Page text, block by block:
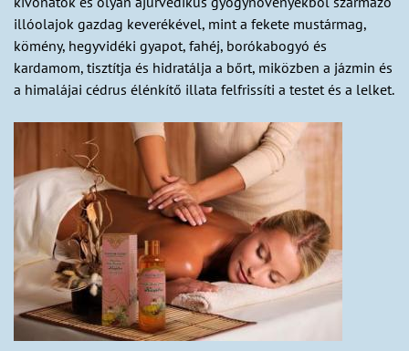
illóolajok gazdag keverékével, mint a fekete mustármag,
kömény, hegyvidéki gyapot, fahéj, borókabogyó és
kardamom, tisztítja és hidratálja a bőrt, miközben a jázmin és
a himalájai cédrus élénkítő illata felfrissíti a testet és a lelket.